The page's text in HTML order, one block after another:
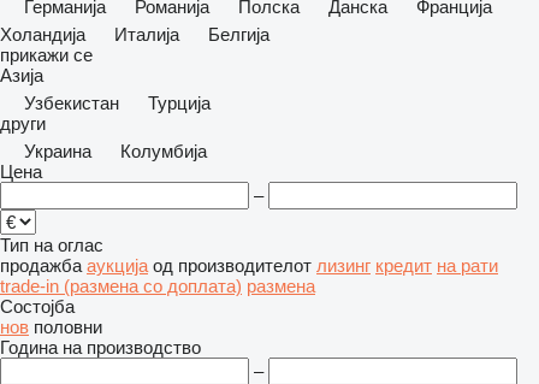
Германија
Романија Полска Данска
Франција
Холандија
Италија
Белгија
прикажи се
Азија
Узбекистан
Турција
други
Украина
Колумбија
Цена
–
Тип на оглас
продажба аукција од производителот лизинг кредит на рати
trade-in (размена со доплата) размена
Состојба
нов половни
Година на производство
–